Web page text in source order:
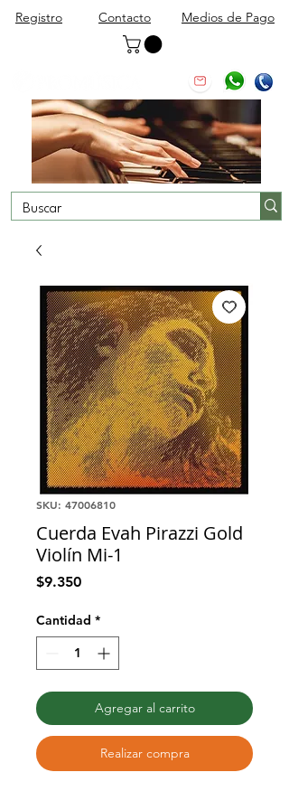
Registro Contacto Medios de Pago
SKU: 47006810
Cuerda Evah Pirazzi Gold
Violín Mi-1
$9.350Precio
Cantidad *
Agregar al carrito
Realizar compra